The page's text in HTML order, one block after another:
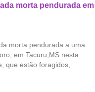
morta pendurada em
morta pendurada a uma
em Tacuru,MS nesta
que estão foragidos,